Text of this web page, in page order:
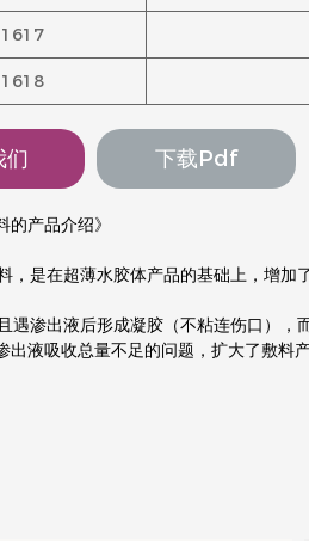
们 下载pdf
的产品介绍》
是在超薄水胶体产品的基础上，增加了
渗出液后形成凝胶（不粘连伤口），
出液吸收总量不足的问题，扩大了敷料